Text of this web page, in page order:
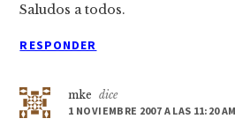
Saludos a todos.
RESPONDER
mke
dice
1 NOVIEMBRE 2007 A LAS 11:20 AM